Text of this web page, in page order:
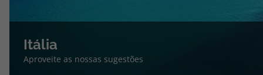
Itália
Aproveite as nossas sugestões